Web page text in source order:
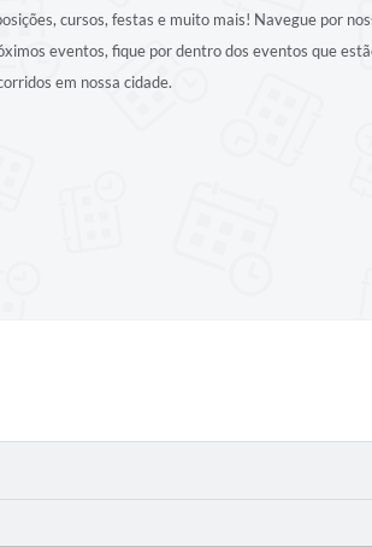
cursos, festas e muito mais! Navegue por
eventos, fique por dentro dos eventos que
em nossa cidade.